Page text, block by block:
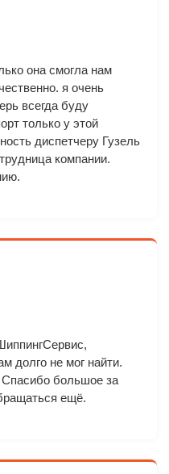
она смогла нам
я очень
всегда буду
только у этой
диспетчеру Гузель
компании.
долго не мог найти.
Спасибо большое за
ещё.